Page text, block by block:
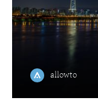
allowto